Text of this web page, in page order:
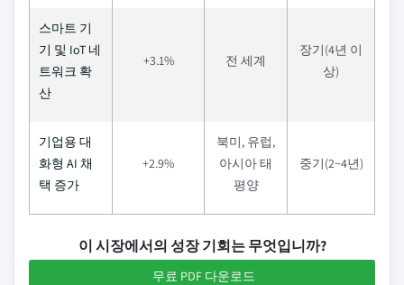
스마트 기
기 및 IoT 네
트워크 확
산
+3.1% 전 세계
장기(4년 이
상)
기업용 대
화형 AI 채
택 증가
+2.9%
북미, 유럽,
아시아 태
평양
중기(2~4년)
이 시장에서의 성장 기회는 무엇입니까?
무료 PDF 다운로드